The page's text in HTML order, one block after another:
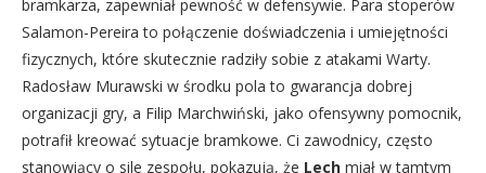
bramkarza, zapewniał pewność w defensywie. Para stoperów
Salamon-Pereira to połączenie doświadczenia i umiejętności
fizycznych, które skutecznie radziły sobie z atakami Warty.
Radosław Murawski w środku pola to gwarancja dobrej
organizacji gry, a Filip Marchwiński, jako ofensywny pomocnik,
potrafił kreować sytuacje bramkowe. Ci zawodnicy, często
stanowiący o sile zespołu, pokazują, że Lech miał w tamtym